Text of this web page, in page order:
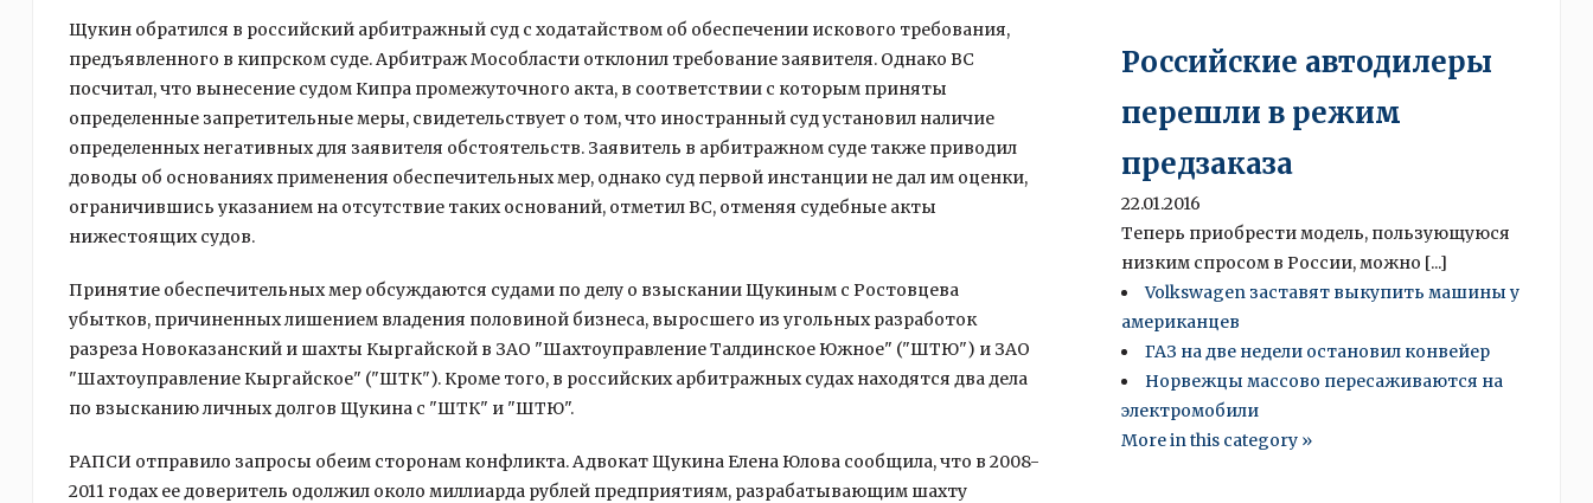
Щукин обратился в российский арбитражный суд с ходатайством об обеспечении искового требования,
предъявленного в кипрском суде. Арбитраж Мособласти отклонил требование заявителя. Однако ВС
посчитал, что вынесение судом Кипра промежуточного акта, в соответствии с которым приняты
определенные запретительные меры, свидетельствует о том, что иностранный суд установил наличие
определенных негативных для заявителя обстоятельств. Заявитель в арбитражном суде также приводил
доводы об основаниях применения обеспечительных мер, однако суд первой инстанции не дал им оценки,
ограничившись указанием на отсутствие таких оснований, отметил ВС, отменяя судебные акты
нижестоящих судов.
Принятие обеспечительных мер обсуждаются судами по делу о взыскании Щукиным с Ростовцева
убытков, причиненных лишением владения половиной бизнеса, выросшего из угольных разработок
разреза Новоказанский и шахты Кыргайской в ЗАО "Шахтоуправление Талдинское Южное" ("ШТЮ") и ЗАО
"Шахтоуправление Кыргайское" ("ШТК"). Кроме того, в российских арбитражных судах находятся два дела
по взысканию личных долгов Щукина с "ШТК" и "ШТЮ".
РАПСИ отправило запросы обеим сторонам конфликта. Адвокат Щукина Елена Юлова сообщила, что в 2008-
2011 годах ее доверитель одолжил около миллиарда рублей предприятиям, разрабатывающим шахту
Российские автодилеры
перешли в режим
предзаказа
22.01.2016
Теперь приобрести модель, пользующуюся
низким спросом в России, можно [...]
Volkswagen заставят выкупить машины у
американцев
ГАЗ на две недели остановил конвейер
Норвежцы массово пересаживаются на
электромобили
More in this category »